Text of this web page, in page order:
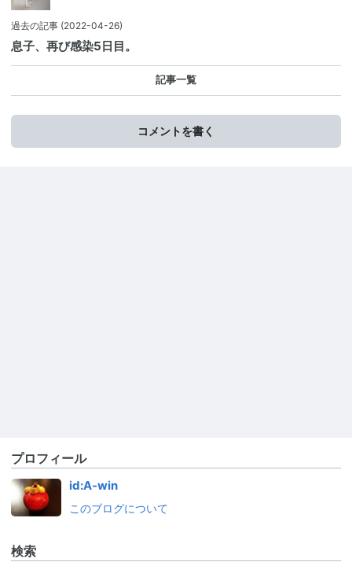
過去の記事 (2022-04-26)
息子、再び感染5日目。
記事一覧
コメントを書く
プロフィール
id:A-win
このブログについて
検索